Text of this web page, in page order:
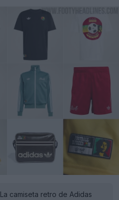
La camiseta retro de Adidas